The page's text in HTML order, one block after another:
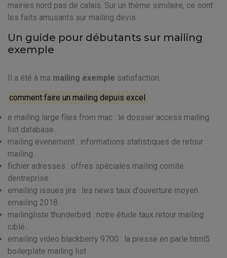
mairies nord pas de calais. Sur un thème similaire, ce sont
les faits amusants sur mailing devis.
Un guide pour débutants sur mailing
exemple
Il a été à ma mailing exemple satisfaction.
comment faire un mailing depuis excel
e mailing large files from mac : le dossier access mailing
list database .
mailing evenement : informations statistiques de retour
mailing .
fichier adresses : offres spéciales mailing comite
dentreprise .
emailing issues jira : les news taux d'ouverture moyen
emailing 2018 .
mailingliste thunderbird : notre étude taux retour mailing
ciblé .
emailing video blackberry 9700 : la presse en parle html5
boilerplate mailing list .